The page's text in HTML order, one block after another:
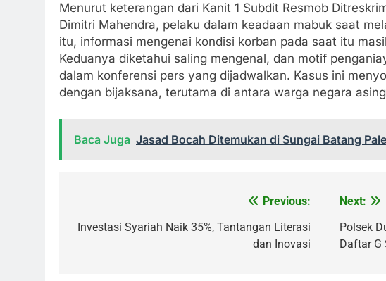
Menurut keterangan dari Kanit 1 Subdit Resmob
Dimitri Mahendra, pelaku dalam keadaan mabuk saat
itu, informasi mengenai kondisi korban pada saat itu
Keduanya diketahui saling mengenal, dan motif
dalam konferensi pers yang dijadwalkan. Kasus ini
dengan bijaksana, terutama di antara warga negara
Baca Juga Jasad Bocah Ditemukan di Sungai Batang
pos
Previous:
Investasi Syariah Naik 35%, Tantangan Literasi
dan Inovasi
Next:
Polsek
Daftar G